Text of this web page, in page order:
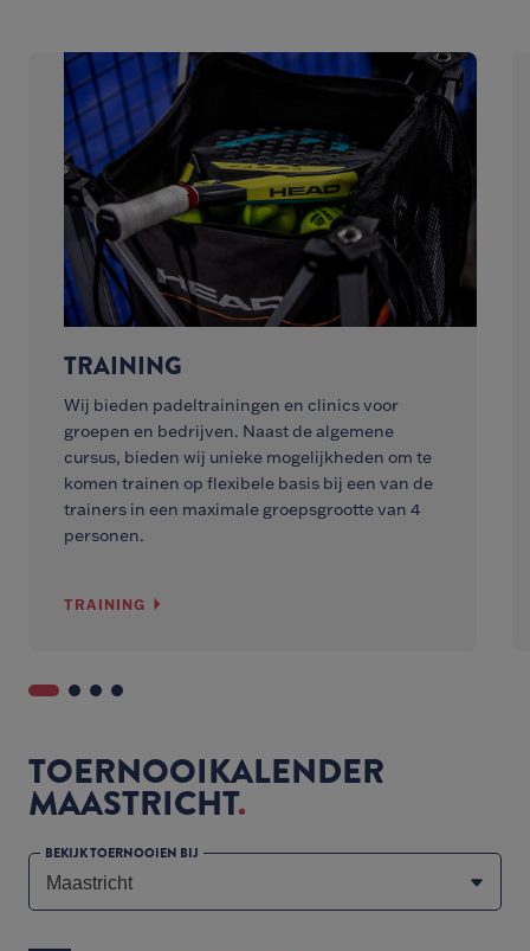
TRAINING
Wij bieden padeltrainingen en clinics voor
groepen en bedrijven. Naast de algemene
cursus, bieden wij unieke mogelijkheden om te
komen trainen op flexibele basis bij een van de
trainers in een maximale groepsgrootte van 4
personen.
TRAINING
TOERNOOIKALENDER
MAASTRICHT
BEKIJK TOERNOOIEN BIJ